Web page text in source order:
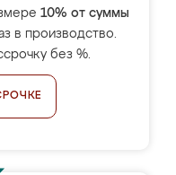
10% от суммы
в производство.
без %.